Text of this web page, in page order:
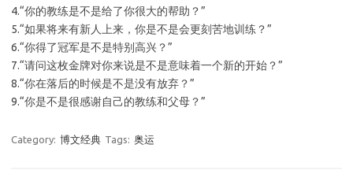
4.“你的教练是不是给了你很大的帮助？”
5.“如果将来有新人上来，你是不是会更刻苦地训练？”
6.“你得了冠军是不是特别高兴？”
7.“请问这枚金牌对你来说是不是意味着一个新的开始？”
8.“你在落后的时候是不是没有放弃？”
9.“你是不是很感谢自己的教练和父母？”
Category: 博文经典 Tags: 奥运